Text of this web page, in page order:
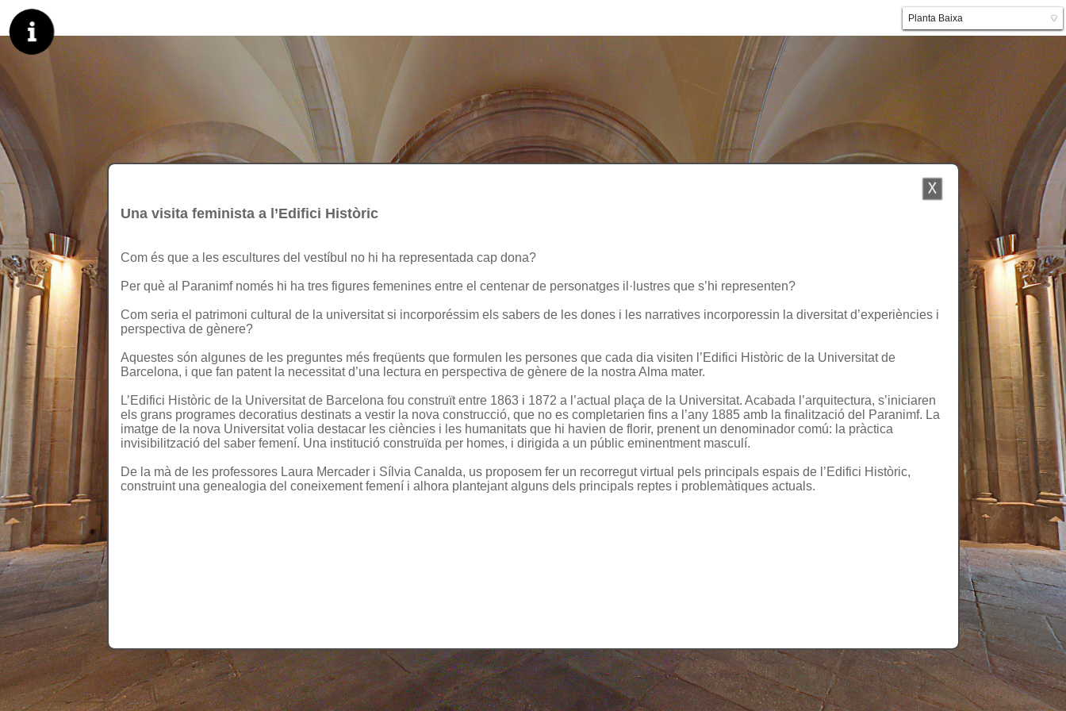
Una visita feminista a l’Edifici Històric
Com és que a les escultures del vestíbul no hi ha representada cap dona?
Per què al Paranimf només hi ha tres figures femenines entre el centenar de personatges il·lustres que s’hi representen?
Com seria el patrimoni cultural de la universitat si incorporéssim els sabers de les dones i les narratives incorporessin la diversitat d’experiències i
perspectiva de gènere?
Aquestes són algunes de les preguntes més freqüents que formulen les persones que cada dia visiten l’Edifici Històric de la Universitat de
Barcelona, i que fan patent la necessitat d’una lectura en perspectiva de gènere de la nostra Alma mater.
L’Edifici Històric de la Universitat de Barcelona fou construït entre 1863 i 1872 a l’actual plaça de la Universitat. Acabada l’arquitectura, s’iniciaren
els grans programes decoratius destinats a vestir la nova construcció, que no es completarien fins a l’any 1885 amb la finalització del Paranimf. La
imatge de la nova Universitat volia destacar les ciències i les humanitats que hi havien de florir, prenent un denominador comú: la pràctica
invisibilització del saber femení. Una institució construïda per homes, i dirigida a un públic eminentment masculí.
De la mà de les professores Laura Mercader i Sílvia Canalda, us proposem fer un recorregut virtual pels principals espais de l’Edifici Històric,
construint una genealogia del coneixement femení i alhora plantejant alguns dels principals reptes i problemàtiques actuals.
▼
Planta Baixa
Planta primera